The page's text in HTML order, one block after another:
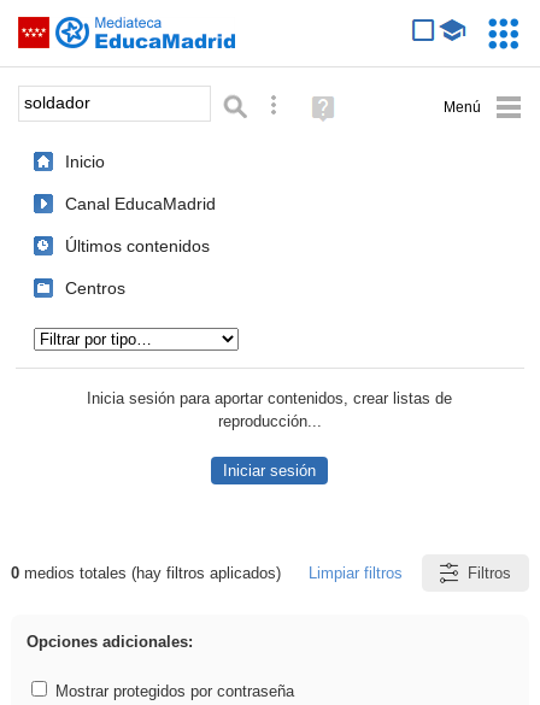
Saltar navegación
Palabra o frase: Búsqueda avanzada
Ayuda
(en
Inicio
Canal EducaMadrid
Últimos contenidos
Centros
Inicia sesión para aportar contenidos, crear listas de
reproducción...
Iniciar sesión
Resultados de: soldador
0medios totales (hay filtros aplicados) Limpiar filtros Filtros
Opciones adicionales:
Mostrar protegidos por contraseña